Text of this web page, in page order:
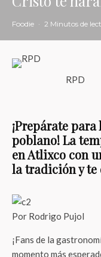
Foodie · 2 Minutos de
RPD
¡Prepárate
poblano! La
en Atlixco con
la tradición y te
Por Rodrigo Pujol
¡Fans de la
momento más